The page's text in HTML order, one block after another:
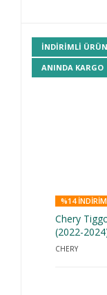
INDIRIMLI ÜRÜN
ANINDA KARGO
%14 INDIRIM
Chery
(2022-
CHERY